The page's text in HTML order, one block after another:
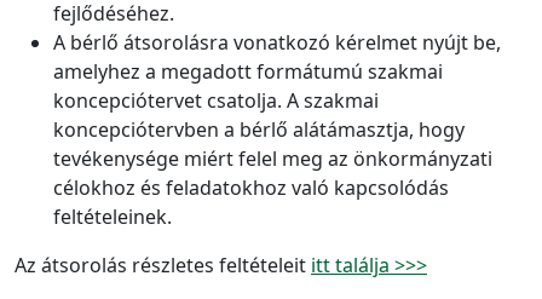
fejlődéséhez.
A bérlő átsorolásra vonatkozó kérelmet nyújt be,
amelyhez a megadott formátumú szakmai
koncepciótervet csatolja. A szakmai
koncepciótervben a bérlő alátámasztja, hogy
tevékenysége miért felel meg az önkormányzati
célokhoz és feladatokhoz való kapcsolódás
feltételeinek.
Az átsorolás részletes feltételeit itt találja >>>